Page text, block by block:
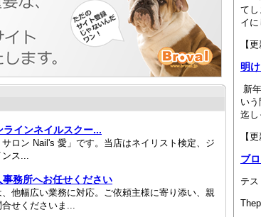
インネイルスクー...
ロン Nail's 愛」です。当店はネイリスト検定、ジ
ンス...
事務所へお任せください
他幅広い業務に対応。ご依頼主様に寄り添い、親
せくださいま...
てし
イ
【
明
新
い
迄
【
ブ
テス